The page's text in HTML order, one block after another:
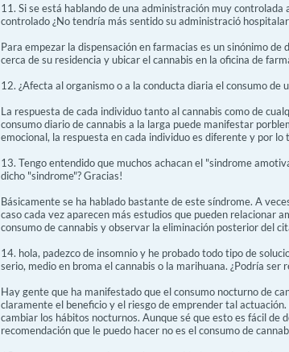
11. Si se está hablando de una administración muy
controlado ¿No tendría más sentido su administració
Para empezar la dispensación en farmacias es un sinónimo
cerca de su residencia y ubicar el cannabis en la oficina de
12. ¿Afecta al organismo o a la conducta diaria el consumo de
La respuesta de cada individuo tanto al cannabis como de
consumo diario de cannabis a la larga puede manifestar
emocional, la respuesta en cada individuo es diferente y por lo
13. Tengo entendido que muchos achacan el "sindrome
dicho "sindrome"? Gracias!
Básicamente se ha hablado bastante de este síndrome. A
caso cada vez aparecen más estudios que pueden relacionar
consumo de cannabis y observar la eliminación posterior del
14. hola, padezco de insomnio y he probado todo tipo de
serio, medio en broma el cannabis o la marihuana. ¿Podría ser
Hay gente que ha manifestado que el consumo nocturno de
claramente el beneficio y el riesgo de emprender tal
cambiar los hábitos nocturnos. Aunque sé que esto es fácil
recomendación que le puedo hacer no es el consumo de